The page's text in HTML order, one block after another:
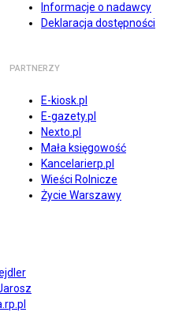
Informacje o nadawcy
Deklaracja dostępności
PARTNERZY
E-kiosk.pl
E-gazety.pl
Nexto.pl
Mała księgowość
Kancelarierp.pl
Wieści Rolnicze
Życie Warszawy